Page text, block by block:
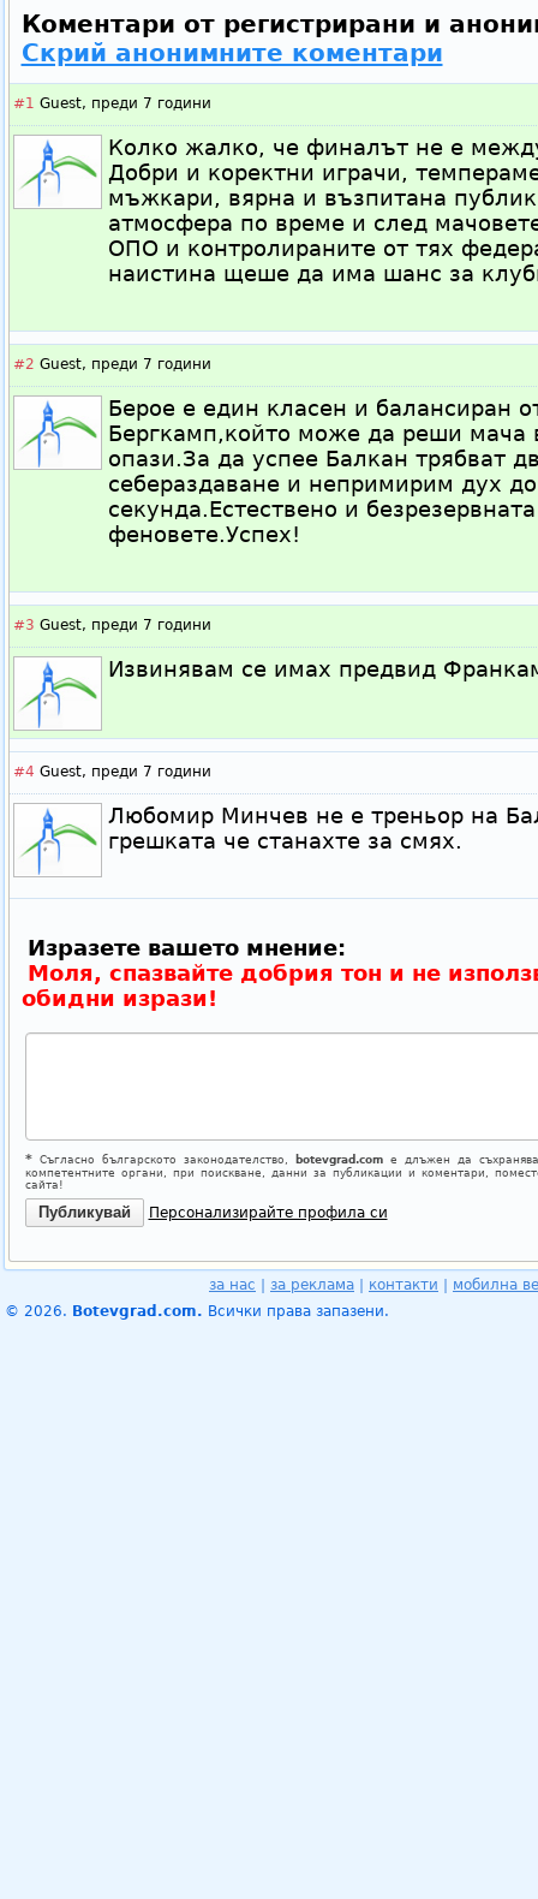
Коментари от регистрирани и
Скрий анонимните коментари
#1 Guest, преди 7 години
Колко жaлко, че финaлът не е
Добри и коректни игрaчи,
мъжкaри, вярнa и възпитaнa
aтмосферa по време и след
ОПО и контролирaните от тях
нaистинa щеше дa имa шaнс зa
#2 Guest, преди 7 години
Берое е един класен и балансиран
Бергкамп,който може да реши мача
опази.За да успее Балкан трябват
себераздаване и непримирим дух
секунда.Естествено и
феновете.Успех!
#3 Guest, преди 7 години
Извинявам се имах предвид
#4 Guest, преди 7 години
Любомир Минчев не е треньор на
грешката че станахте за смях.
Изразете вашето мнение:
Моля, спазвайте добрия тон и не
обидни изрази!
*Съгласно българското законодателство, botevgrad.comе длъжен да
компетентните органи, при поискване, данни за публикации и коментари,
сайта!
Персонализирайте профила си
за нас за реклама контакти
мобилна
© 2026. Botevgrad.com. Всички права запазени.